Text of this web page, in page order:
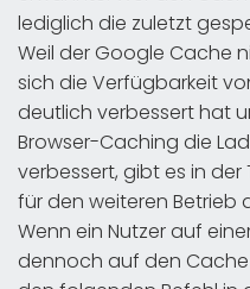
lediglich die zuletzt
Weil der Google Cache
sich die Verfügbarkeit
deutlich verbessert hat
Browser-Caching die
verbessert, gibt es in
für den weiteren Betrieb
Wenn ein Nutzer auf
dennoch auf den